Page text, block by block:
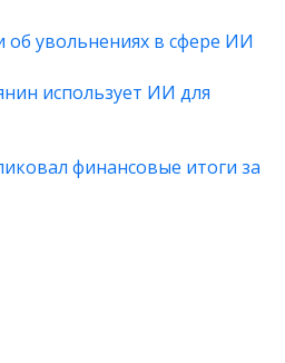
об увольнениях в сфере ИИ
использует ИИ для
финансовые итоги за